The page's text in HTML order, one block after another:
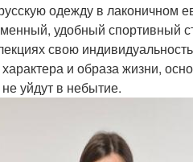
одежду в лаконичном
удобный спортивный
свою
и образа жизни,
уйдут в небытие.